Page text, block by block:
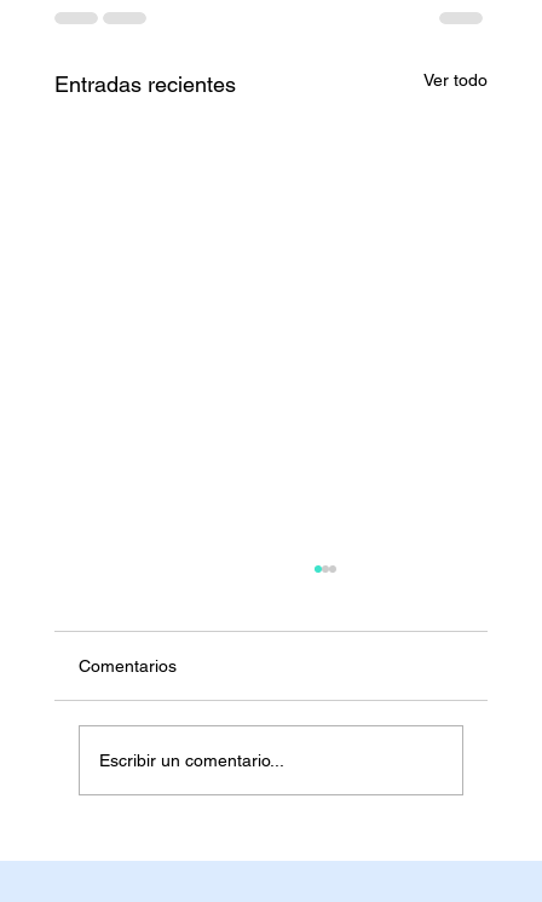
Entradas recientes Ver todo
Anorexia Restrictiva
Comentarios
Escribir un comentario...